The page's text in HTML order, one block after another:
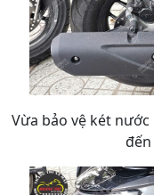
Vừa bảo vệ két